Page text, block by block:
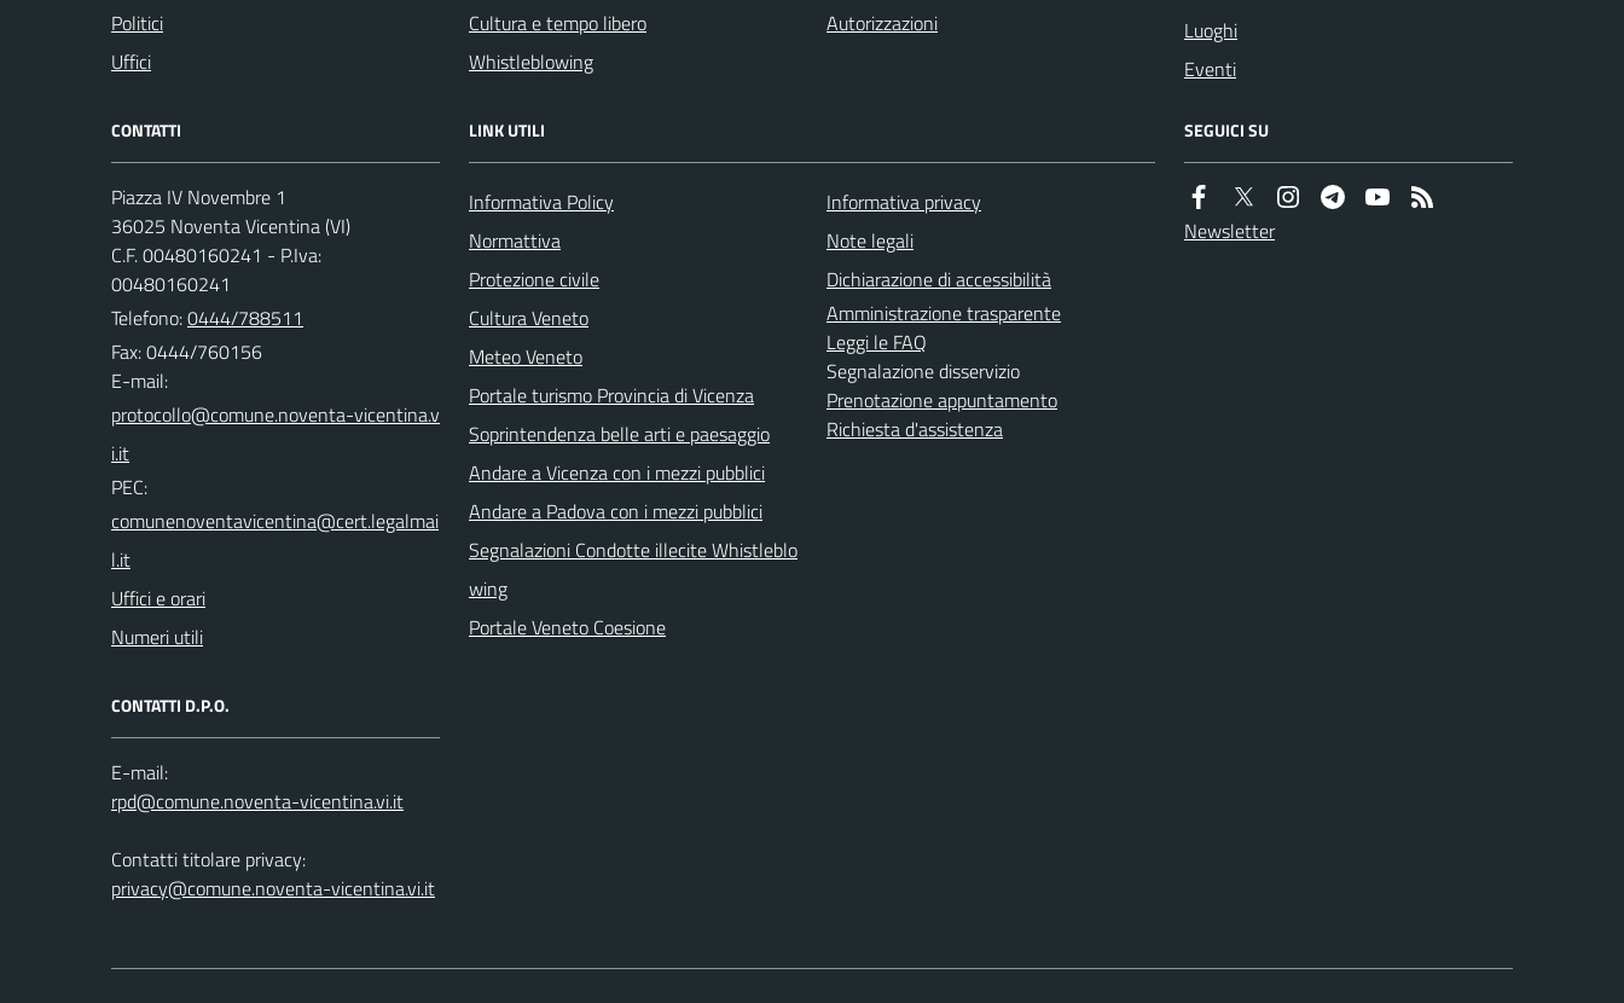
Politici
Uffici
Cultura e tempo libero
Whistleblowing
Autorizzazioni
Luoghi
Eventi
CONTATTI
Piazza IV Novembre 1
36025 Noventa Vicentina (VI)
C.F. 00480160241 - P.Iva:
00480160241
Telefono:0444/788511
Fax: 0444/760156
E-mail:
PEC:
Uffici e orari
Numeri utili
CONTATTI D.P.O.
E-mail:
Contatti titolare privacy:
privacy@comune.noventa-vicentina.vi.it
LINK UTILI
Informativa Policy
Normattiva
Protezione civile
Cultura Veneto
Meteo Veneto
Portale turismo Provincia di Vicenza
Soprintendenza belle arti e paesaggio
Andare a Vicenza con i mezzi pubblici
Andare a Padova con i mezzi pubblici
Segnalazioni Condotte illecite Whistleblo
wing
Portale Veneto Coesione
Informativa privacy
Note legali
Dichiarazione di accessibilità
Amministrazione trasparente
Leggi le FAQ
Segnalazione disservizio
Prenotazione appuntamento
Richiesta d'assistenza
SEGUICI SU
Newsletter